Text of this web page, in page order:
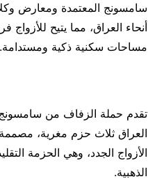
سامسونج المعتمدة ومعارض
أنحاء العراق، مما يتيح
مساحات سكنية ذكية ومستدامة.
تقدم حملة الزفاف من
العراق ثلاث حزم مغرية، مصممة
الأزواج الجدد، وهي الحزمة
الذهبية.